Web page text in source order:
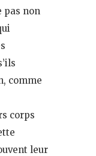
pas non
comme
corps
leur